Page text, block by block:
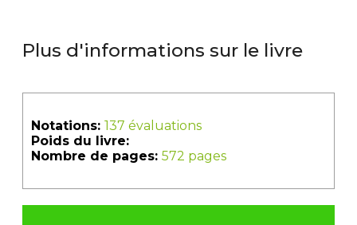
Plus d'informations sur le livre
Notations: 137 évaluations
Poids du livre:
Nombre de pages: 572 pages